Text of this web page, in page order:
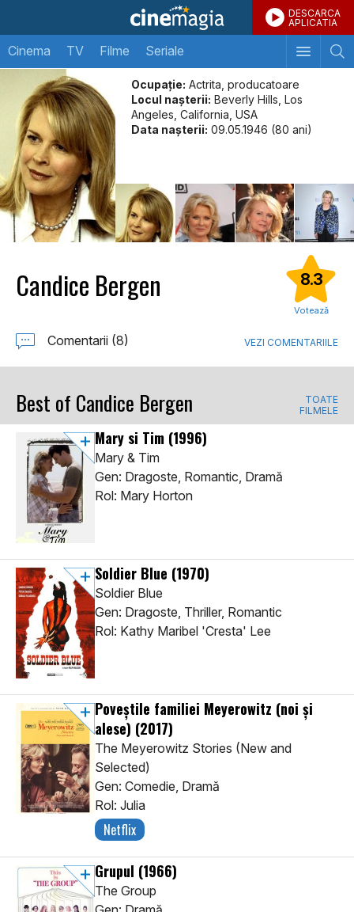
DESCARCA
APLICATIA
Cinema TV Filme Seriale
Ocupație: Actrita, producatoare
Locul naşterii: Beverly Hills, Los
Angeles, California, USA
Data naşterii: 09.05.1946 (80 ani)
Candice Bergen 8.3
Votează
Comentarii (8) VEZI COMENTARIILE
Best of Candice Bergen
TOATE
FILMELE
Mary si Tim (1996)
Mary & Tim
Gen: Dragoste, Romantic, Dramă
Rol: Mary Horton
Soldier Blue (1970)
Soldier Blue
Gen: Dragoste, Thriller, Romantic
Rol: Kathy Maribel 'Cresta' Lee
Poveștile familiei Meyerowitz (noi și
alese) (2017)
The Meyerowitz Stories (New and
Selected)
Gen: Comedie, Dramă
Rol: Julia
Netflix
Grupul (1966)
The Group